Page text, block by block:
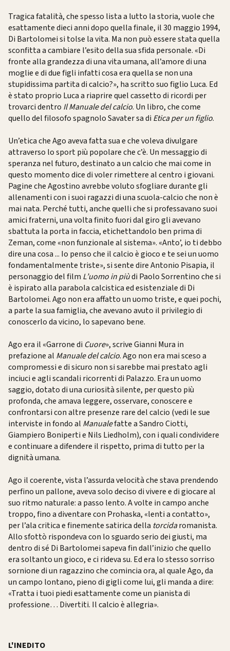
Tragica fatalità, che spesso lista a lutto la storia, vuole che
esattamente dieci anni dopo quella finale, il 30 maggio 1994,
Di Bartolomei si tolse la vita. Ma non può essere stata quella
sconfitta a cambiare l’esito della sua sfida personale. «Di
fronte alla grandezza di una vita umana, all’amore di una
moglie e di due figli infatti cosa era quella se non una
stupidissima partita di calcio?», ha scritto suo figlio Luca. Ed
è stato proprio Luca a riaprire quel cassetto di ricordi per
trovarci dentro Il Manuale del calcio. Un libro, che come
quello del filosofo spagnolo Savater sa di Etica per un figlio.
Un’etica che Ago aveva fatta sua e che voleva divulgare
attraverso lo sport più popolare che c’è. Un messaggio di
speranza nel futuro, destinato a un calcio che mai come in
questo momento dice di voler rimettere al centro i giovani.
Pagine che Agostino avrebbe voluto sfogliare durante gli
allenamenti con i suoi ragazzi di una scuola-calcio che non è
mai nata. Perché tutti, anche quelli che si professavano suoi
amici fraterni, una volta finito fuori dal giro gli avevano
sbattuta la porta in faccia, etichettandolo ben prima di
Zeman, come «non funzionale al sistema». «Anto’, io ti debbo
dire una cosa ... Io penso che il calcio è gioco e te sei un uomo
fondamentalmente triste», si sente dire Antonio Pisapia, il
personaggio del film L’uomo in piùdi Paolo Sorrentino che si
è ispirato alla parabola calcistica ed esistenziale di Di
Bartolomei. Ago non era affatto un uomo triste, e quei pochi,
a parte la sua famiglia, che avevano avuto il privilegio di
conoscerlo da vicino, lo sapevano bene.
Ago era il «Garrone di Cuore», scrive Gianni Mura in
prefazione al Manuale del calcio. Ago non era mai sceso a
compromessi e di sicuro non si sarebbe mai prestato agli
inciuci e agli scandali ricorrenti di Palazzo. Era un uomo
saggio, dotato di una curiosità silente, per questo più
profonda, che amava leggere, osservare, conoscere e
confrontarsi con altre presenze rare del calcio (vedi le sue
interviste in fondo al Manualefatte a Sandro Ciotti,
Giampiero Boniperti e Nils Liedholm), con i quali condividere
e continuare a difendere il rispetto, prima di tutto per la
dignità umana.
Ago il coerente, vista l’assurda velocità che stava prendendo
perfino un pallone, aveva solo deciso di vivere e di giocare al
suo ritmo naturale: a passo lento. A volte in campo anche
troppo, fino a diventare con Prohaska, «lenti a contatto»,
per l’ala critica e finemente satirica della torcidaromanista.
Allo sfottò rispondeva con lo sguardo serio dei giusti, ma
dentro di sé Di Bartolomei sapeva fin dall’inizio che quello
era soltanto un gioco, e ci rideva su. Ed era lo stesso sorriso
sornione di un ragazzino che comincia ora, al quale Ago, da
un campo lontano, pieno di gigli come lui, gli manda a dire:
«Tratta i tuoi piedi esattamente come un pianista di
professione… Divertiti. Il calcio è allegria».
L'INEDITO